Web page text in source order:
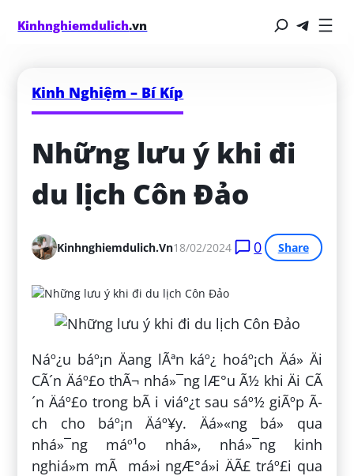
Kinhnghiemdulich.vn
Kinh Nghiệm – Bí Kíp
Những lưu ý khi đi
du lịch Côn Đảo
Kinhnghiemdulich.vn18/02/2024 0 Share
Náº¿u báº¡n Äang lÃªn káº¿ hoáº¡ch Äá» Äi
CÃ´n Äáº£o thÃ¬ nhá»¯ng lÆ°u Ã½ khi Äi CÃ
´n Äáº£o trong bÃ i viáº¿t sau sáº½ giÃºp Ã­
ch cho báº¡n Äáº¥y. Äá»«ng bá» qua
nhá»¯ng máº¹o nhá», nhá»¯ng kinh
nghiá»m mÃ má»i ngÆ°á»i ÄÃ£ tráº£i qua